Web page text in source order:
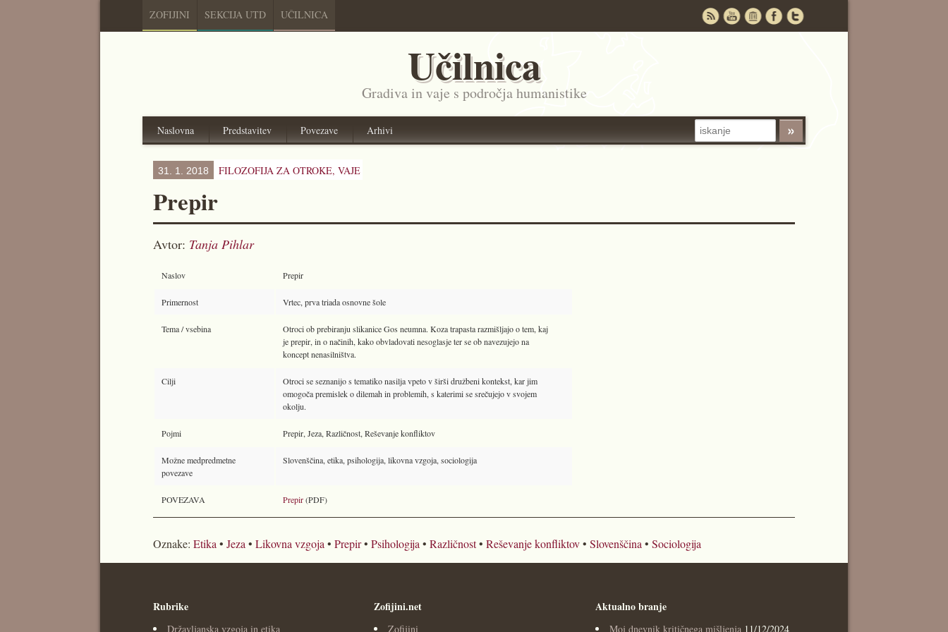
ZOFIJINI SEKCIJA UTD UČILNICA
Učilnica
Gradiva in vaje s področja humanistike
Naslovna Predstavitev Povezave Arhivi
31. 1. 2018 FILOZOFIJA ZA OTROKE, VAJE
Prepir
Avtor: Tanja Pihlar
Naslov Prepir
Primernost Vrtec, prva triada osnovne šole
Tema / vsebina
Otroci ob prebiranju slikanice Gos neumna. Koza trapasta razmišljajo o tem, kaj
je prepir, in o načinih, kako obvladovati nesoglasje ter se ob navezujejo na
koncept nenasilništva.
Cilji
Otroci se seznanijo s tematiko nasilja vpeto v širši družbeni kontekst, kar jim
omogoča premislek o dilemah in problemih, s katerimi se srečujejo v svojem
okolju.
Pojmi Prepir, Jeza, Različnost, Reševanje konfliktov
Možne medpredmetne
povezave
Slovenščina, etika, psihologija, likovna vzgoja, sociologija
POVEZAVA Prepir(PDF)
Oznake: Etika • Jeza • Likovna vzgoja • Prepir• Psihologija • Različnost• Reševanje konfliktov• Slovenščina • Sociologija
Rubrike
Državljanska vzgoja in etika
Zofijini.net
Zofijini
Aktualno branje
Moj dnevnik kritičnega mišljenja 11/12/2024